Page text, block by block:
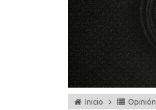
Inicio Opinión